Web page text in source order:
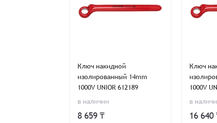
Отправить заявку
Детали заказа
Способ оплаты:
Итого:
Ключ накидной
изолированный 14mm
1000V UNIOR 612189
в наличии
8 659 ₸
Ключ
1000V
в
16 640